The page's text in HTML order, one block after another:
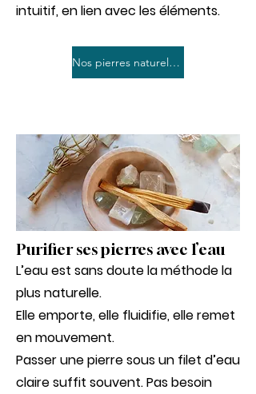
intuitif, en lien avec les éléments.
Nos pierres naturelles
Purifier ses pierres avec l’eau
L’eau est sans doute la méthode la
plus naturelle.
Elle emporte, elle fluidifie, elle remet
en mouvement.
Passer une pierre sous un filet d’eau
claire suffit souvent. Pas besoin